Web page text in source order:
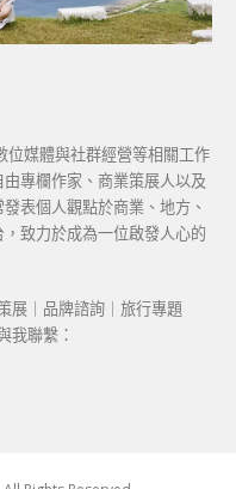
媒體與社群經營等相關工作
專欄作家、商業策展人以及
表個人觀點於商業、地方、
致力於成為一位啟發人心的
展｜品牌諮詢｜旅行專題
我聯繫：